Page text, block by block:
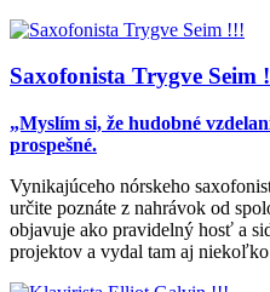
Saxofonista Trygve Seim
„Myslím si, že hudobné
prospešné.
Vynikajúceho nórskeho
určite poznáte z nahrávok od
objavuje ako pravidelný hosť a
projektov a vydal tam aj